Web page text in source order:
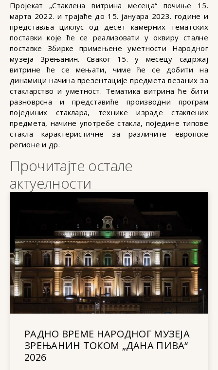
Пројекат „Стаклена витрина месеца“ почиње 15.
марта 2022. и трајаће до 15. јануара 2023. године и
представља циклус од десет камерних тематских
поставки које ће се реализовати у оквиру сталне
поставке Збирке примењене уметности Народног
музеја Зрењанин. Сваког 15. у месецу садржај
витрине ће се мењати, чиме ће се добити на
динамици начина презентације предмета везаних за
стакларство и уметност. Тематика витрина ће бити
разноврсна и представиће производни програм
појединих стаклара, технике израде стаклених
предмета, начине употребе стакла, поједине типове
стакла карактеристичне за различите европске
регионе и др.
Прочитајте остале
актуелности
РАДНО ВРЕМЕ НАРОДНОГ МУЗЕЈА
ЗРЕЊАНИН ТОКОМ „ДАНА ПИВА“
2026